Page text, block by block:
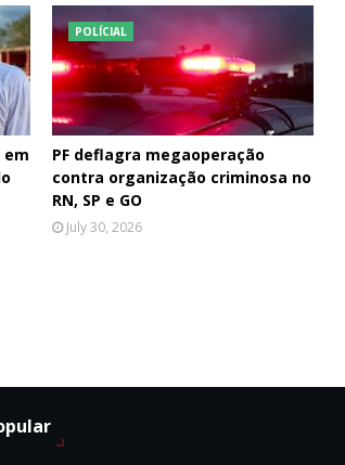
em
POLÍCIAL
PF deflagra megaoperação
contra organização criminosa no
RN, SP e GO
July 30, 2026